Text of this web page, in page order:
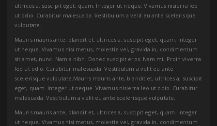
ultrices a, suscipit eget, quam. Integer ut neque. Vivamus nisierra leo
ut odio. Curabitur malesuada. Vestibulum a velit eu ante scelerisque
vulputate.
Mauris mauris ante, blandit et, ultrices a, suscipit eget, quam. Integer
ut neque. Vivamus nisi metus, molestie vel, gravida in, condimentum
sit amet, nunc. Nam a nibh. Donec suscipit eros. Nam mi. Proin viverra
leo ut odio. Curabitur malesuada. Vestibulum a velit eu ante
scelerisque vulputate.Mauris mauris ante, blandit et, ultrices a, suscipit
eget, quam. Integer ut neque. Vivamus nisierra leo ut odio. Curabitur
malesuada. Vestibulum a velit eu ante scelerisque vulputate.
Mauris mauris ante, blandit et, ultrices a, suscipit eget, quam. Integer
ut neque. Vivamus nisi metus, molestie vel, gravida in, condimentum